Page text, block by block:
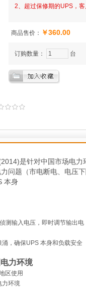
2、超过保修期的UPS，客
商品售价： ￥360.00
订购数量： 台
是针对中国市场电
问题（市电断电、电压
本身
测输入电压，即时调节输出电
，确保UPS 本身和负载安全
力环境
区使用
力环境